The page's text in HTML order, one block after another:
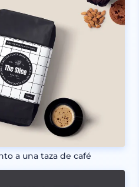
a una taza de café